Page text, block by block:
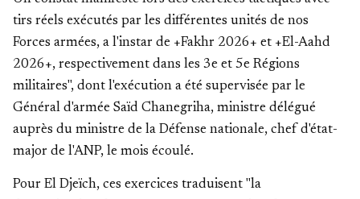
tirs réels exécutés par les différentes unités de nos
Forces armées, a l'instar de +Fakhr 2026+ et +El-Aahd
2026+, respectivement dans les 3e et 5e Régions
militaires", dont l'exécution a été supervisée par le
Général d'armée Saïd Chanegriha, ministre délégué
auprès du ministre de la Défense nationale, chef d'état-
major de l'ANP, le mois écoulé.
Pour El Djeïch, ces exercices traduisent "la